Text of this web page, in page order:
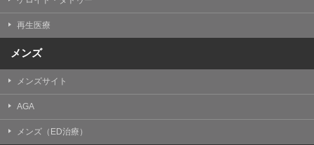
再生医療
メンズ
メンズサイト
AGA
メンズ（ED治療）